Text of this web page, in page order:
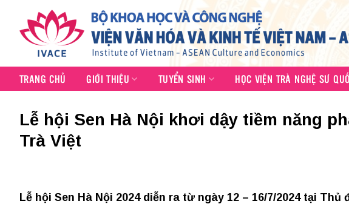
content
TRANG CHỦ GIỚI THIỆU TUYỂN SINH HỌC VIỆN TRÀ NGHỆ SƯ
Lễ hội Sen Hà Nội khơi dậy tiềm năng
Trà Việt
Lễ hội Sen Hà Nội 2024 diễn ra từ ngày 12 – 16/7/2024 tại